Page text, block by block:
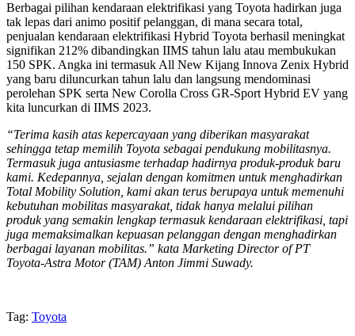
Berbagai pilihan kendaraan elektrifikasi yang Toyota hadirkan juga
tak lepas dari animo positif pelanggan, di mana secara total,
penjualan kendaraan elektrifikasi Hybrid Toyota berhasil meningkat
signifikan 212% dibandingkan IIMS tahun lalu atau membukukan
150 SPK. Angka ini termasuk All New Kijang Innova Zenix Hybrid
yang baru diluncurkan tahun lalu dan langsung mendominasi
perolehan SPK serta New Corolla Cross GR-Sport Hybrid EV yang
kita luncurkan di IIMS 2023.
“Terima kasih atas kepercayaan yang diberikan masyarakat
sehingga tetap memilih Toyota sebagai pendukung mobilitasnya.
Termasuk juga antusiasme terhadap hadirnya produk-produk baru
kami. Kedepannya, sejalan dengan komitmen untuk menghadirkan
Total Mobility Solution, kami akan terus berupaya untuk memenuhi
kebutuhan mobilitas masyarakat, tidak hanya melalui pilihan
produk yang semakin lengkap termasuk kendaraan elektrifikasi, tapi
juga memaksimalkan kepuasan pelanggan dengan menghadirkan
berbagai layanan mobilitas.” kata Marketing Director of PT
Toyota-Astra Motor (TAM) Anton Jimmi Suwady.
Tag: Toyota